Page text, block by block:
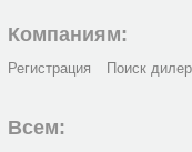
Компаниям:
Регистрация Поиск
Всем: